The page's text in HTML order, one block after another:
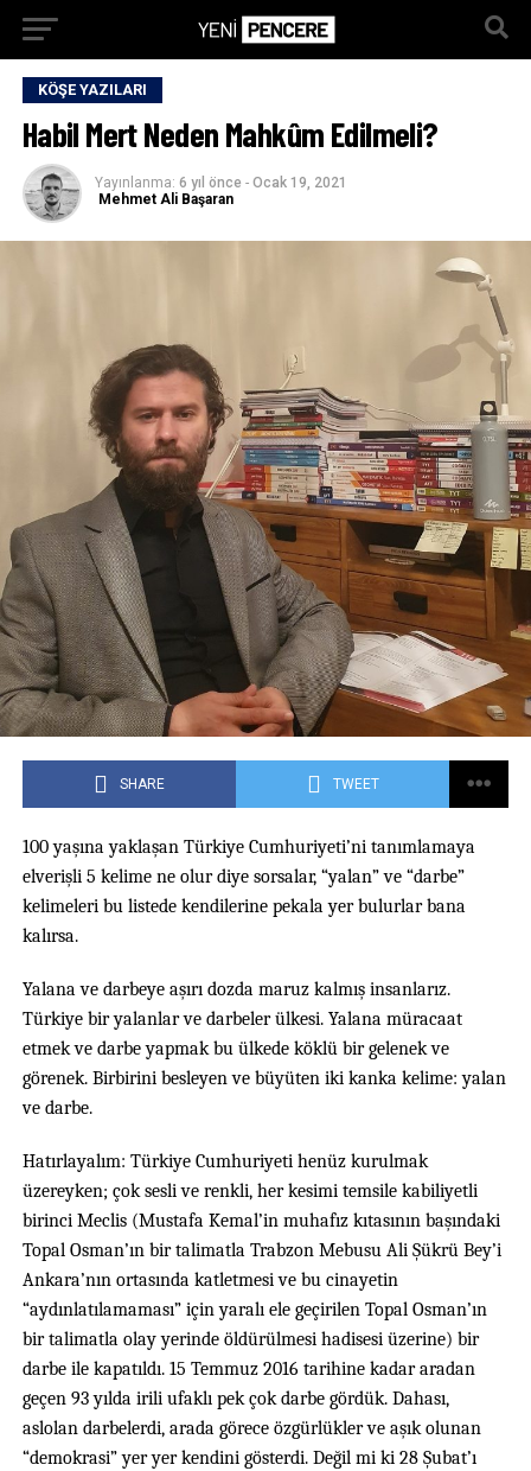
KÖŞE YAZILARI
Habil Mert Neden Mahkûm Edilmeli?
Yayınlanma: 6 yıl önce - Ocak 19, 2021
Mehmet Ali Başaran
SHARE TWEET
100 yaşına yaklaşan Türkiye Cumhuriyeti’ni tanımlamaya
elverişli 5 kelime ne olur diye sorsalar, “yalan” ve “darbe”
kelimeleri bu listede kendilerine pekala yer bulurlar bana
kalırsa.
Yalana ve darbeye aşırı dozda maruz kalmış insanlarız.
Türkiye bir yalanlar ve darbeler ülkesi. Yalana müracaat
etmek ve darbe yapmak bu ülkede köklü bir gelenek ve
görenek. Birbirini besleyen ve büyüten iki kanka kelime: yalan
ve darbe.
Hatırlayalım: Türkiye Cumhuriyeti henüz kurulmak
üzereyken; çok sesli ve renkli, her kesimi temsile kabiliyetli
birinci Meclis (Mustafa Kemal’in muhafız kıtasının başındaki
Topal Osman’ın bir talimatla Trabzon Mebusu Ali Şükrü Bey’i
Ankara’nın ortasında katletmesi ve bu cinayetin
“aydınlatılamaması” için yaralı ele geçirilen Topal Osman’ın
bir talimatla olay yerinde öldürülmesi hadisesi üzerine) bir
darbe ile kapatıldı. 15 Temmuz 2016 tarihine kadar aradan
geçen 93 yılda irili ufaklı pek çok darbe gördük. Dahası,
aslolan darbelerdi, arada görece özgürlükler ve aşık olunan
“demokrasi” yer yer kendini gösterdi. Değil mi ki 28 Şubat’ı